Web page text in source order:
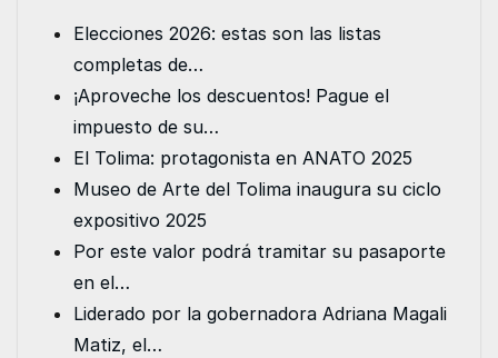
o
o
k
t
e
r
d
n
A
p
n
e
r
Elecciones 2026: estas son las listas
completas de…
¡Aproveche los descuentos! Pague el
impuesto de su…
El Tolima: protagonista en ANATO 2025
Museo de Arte del Tolima inaugura su ciclo
expositivo 2025
Por este valor podrá tramitar su pasaporte
en el…
Liderado por la gobernadora Adriana Magali
Matiz, el…